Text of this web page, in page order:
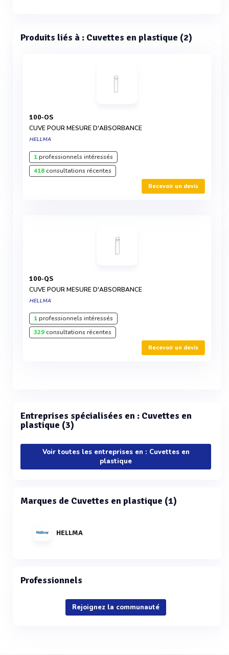
Produits liés à : Cuvettes en plastique (2)
100-OS
CUVE POUR MESURE D'ABSORBANCE
HELLMA
1professionnels intéressés
418consultations récentes
Recevoir un devis
100-QS
CUVE POUR MESURE D'ABSORBANCE
HELLMA
1professionnels intéressés
329consultations récentes
Recevoir un devis
Entreprises spécialisées en : Cuvettes en
plastique (3)
Voir toutes les entreprises en : Cuvettes en
plastique
Marques de Cuvettes en plastique (1)
HELLMA
Professionnels
Rejoignez la communauté